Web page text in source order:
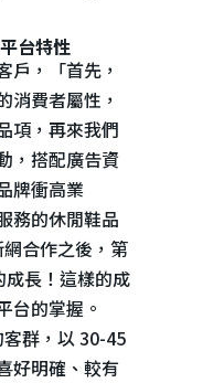
台特性
戶，「首先，
消費者屬性，
項，再來我們
，搭配廣告資
牌衝高業
務的休閒鞋品
合作之後，第
成長！這樣的成
台的掌握。
群，以30-45
好明確、較有